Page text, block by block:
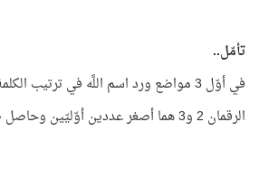
تأمّل..
في أوّل 3 مواضع ورد اسم اللَّه في ترتيب الكلمة رقم 2
الرقمان 2 و3 هما أصغر عددين أوّليّين وحاصل ضربهما = 6